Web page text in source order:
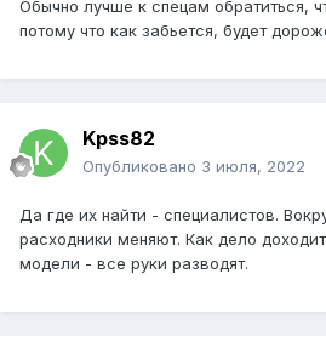
Обычно лучше к спецам обратиться,
потому что как забьется, будет
Kpss82
Опубликовано 3 июля, 2022
Да где их найти - специалистов.
расходники меняют. Как дело
модели - все руки разводят.